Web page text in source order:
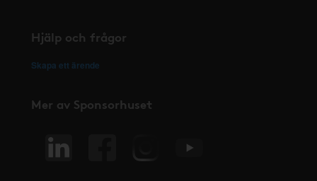
Hjälp och frågor
Skapa ett ärende
Mer av Sponsorhuset